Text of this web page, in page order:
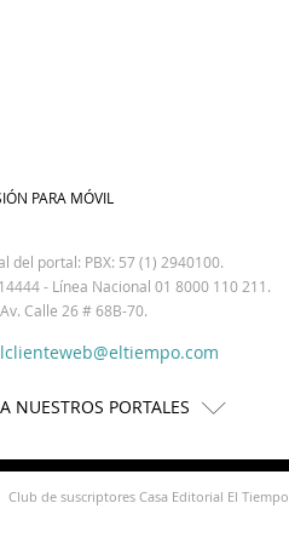
PARA MÓVIL
del portal: PBX: 57 (1) 2940100.
- Línea Nacional 01 8000 110 211.
Calle 26 # 68B-70.
NUESTROS PORTALES
Club de suscriptores Casa Editorial El Tiempo